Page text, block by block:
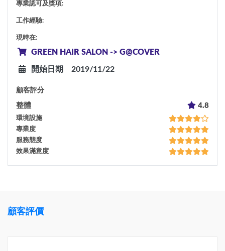
專業認可及獎項:
工作經驗:
現時在:
GREEN HAIR SALON -> G@COVER
開始日期 2019/11/22
顧客評分
整體 4.8
環境設施
專業度
服務態度
效果滿意度
顧客評價